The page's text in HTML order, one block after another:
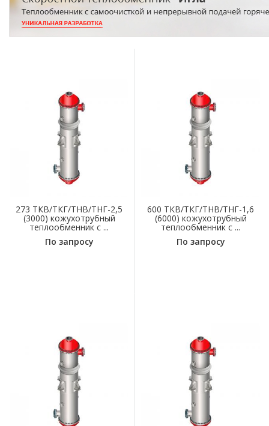
273 ТКВ/ТКГ/ТНВ/ТНГ-2,5
(3000) кожухотрубный
теплообменник с ...
По запросу
600 ТКВ/ТКГ/ТНВ/ТНГ-1,6
(6000) кожухотрубный
теплообменник с ...
По запросу